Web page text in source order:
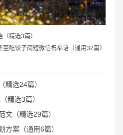
精选3篇）
至吃饺子简短微信祝福语（通用32篇）
精选24篇）
精选3篇）
文（精选29篇）
方案（通用6篇）